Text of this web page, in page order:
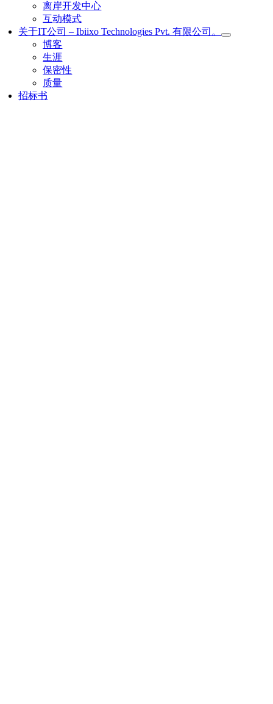
离岸开发中心
互动模式
关于IT公司 – Ibiixo Technologies Pvt. 有限公司。
博客
生涯
保密性
质量
招标书